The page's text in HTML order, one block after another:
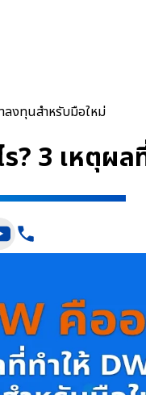
ลงทุนสำหรับมือใหม่
? 3 เหตุผ